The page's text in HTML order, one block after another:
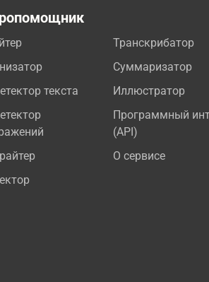
текста
Транскрибатор
Суммаризатор
Иллюстратор
Программный
(API)
О сервисе